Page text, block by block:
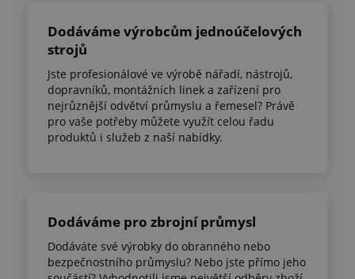
Dodáváme výrobcům jednoúčelových
strojů
Jste profesionálové ve výrobě nářadí, nástrojů,
dopravníků, montážních linek a zařízení pro
nejrůznější odvětví průmyslu a řemesel? Právě
pro vaše potřeby můžete využít celou řadu
produktů i služeb z naší nabídky.
Dodáváme pro zbrojní průmysl
Dodáváte své výrobky do obranného nebo
bezpečnostního průmyslu? Nebo jste přímo jeho